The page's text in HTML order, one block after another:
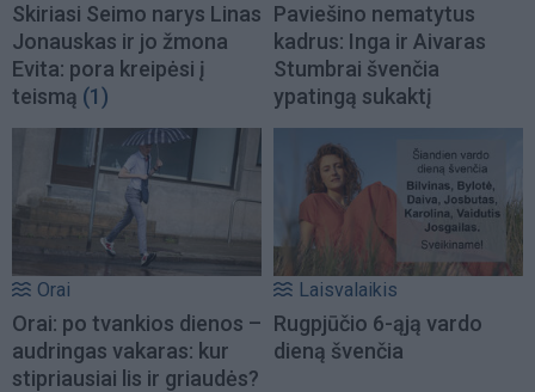
Skiriasi Seimo narys Linas
Jonauskas ir jo žmona
Evita: pora kreipėsi į
teismą (1)
Paviešino nematytus
kadrus: Inga ir Aivaras
Stumbrai švenčia
ypatingą sukaktį
Orai
Orai: po tvankios dienos –
audringas vakaras: kur
stipriausiai lis ir griaudės?
Laisvalaikis
Rugpjūčio 6-ąją vardo
dieną švenčia